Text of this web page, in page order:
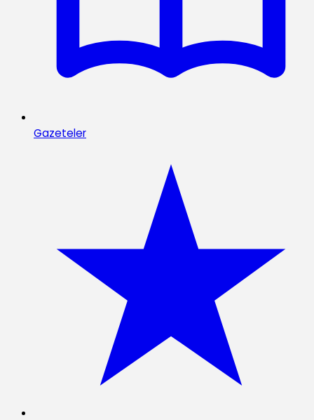
Gazeteler